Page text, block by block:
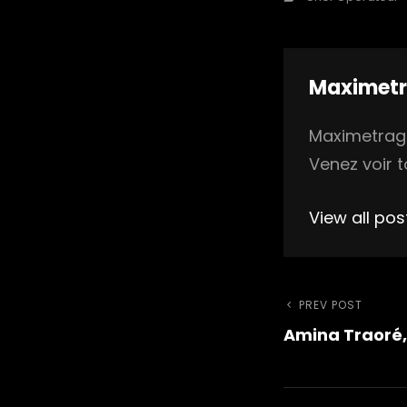
Author:
Venez voir
View all
Previous
Post
PREV POST
Amina